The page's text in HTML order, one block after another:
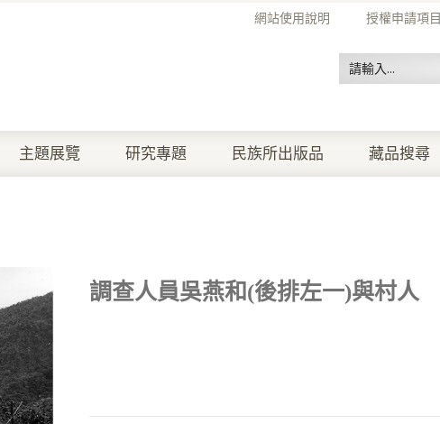
網站使用說明 授權申請項目
主題展覽 研究專題 民族所出版品 藏品搜尋
調查人員吳燕和(後排左一)與村人